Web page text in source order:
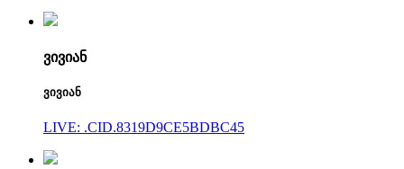
ვივიან
ვივიან
LIVE: .CID.8319D9CE5BDBC45